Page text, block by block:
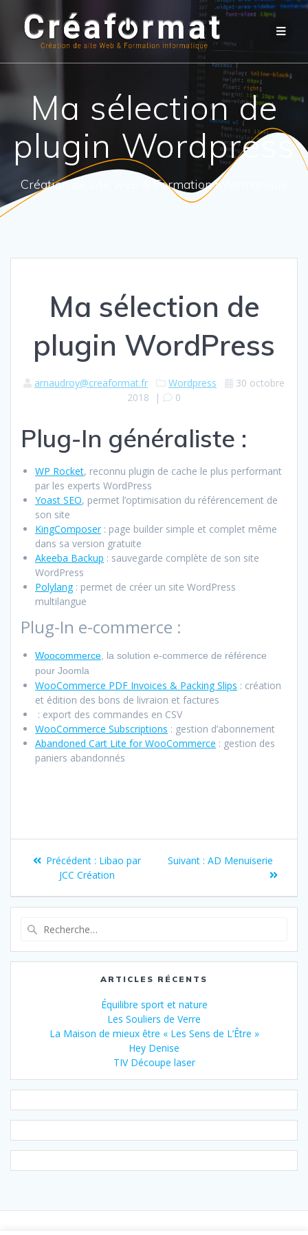
Ma sélection de
plugin Wordpress
Création de site web & Formation informatique
Ma sélection de
plugin WordPress
arnaudroy@creaformat.fr Wordpress
30 octobre
2018 | 0
Plug-In généraliste :
WP Rocket, reconnu plugin de cache le plus performant
par les experts WordPress
Yoast SEO, permet l’optimisation du référencement de
son site
KingComposer: page builder simple et complet même
dans sa version gratuite
Akeeba Backup : sauvegarde complète de son site
WordPress
Polylang: permet de créer un site WordPress
multilangue
Plug-In e-commerce :
Woocommerce , la solution e-commerce de référence
pour Joomla
WooCommerce PDF Invoices & Packing Slips : création
et édition des bons de livraion et factures
: export des commandes en CSV
WooCommerce Subscriptions : gestion d’abonnement
Abandoned Cart Lite for WooCommerce : gestion des
paniers abandonnés
Précédent : Libao par
JCC Création
Suivant : AD Menuiserie
ARTICLES RÉCENTS
Équilibre sport et nature
Les Souliers de Verre
La Maison de mieux être « Les Sens de L’Être »
Hey Denise
TIV Découpe laser